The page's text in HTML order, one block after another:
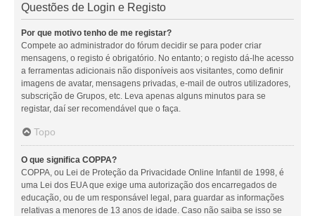
Questões de Login e Registo
Por que motivo tenho de me registar?
Compete ao administrador do fórum decidir se para poder criar
mensagens, o registo é obrigatório. No entanto; o registo dá-lhe acesso
a ferramentas adicionais não disponíveis aos visitantes, como definir
imagens de avatar, mensagens privadas, e-mail de outros utilizadores,
subscrição de Grupos, etc. Leva apenas alguns minutos para se
registar, daí ser recomendável que o faça.
Topo
O que significa COPPA?
COPPA, ou Lei de Proteção da Privacidade Online Infantil de 1998, é
uma Lei dos EUA que exige uma autorização dos encarregados de
educação, ou de um responsável legal, para guardar as informações
relativas a menores de 13 anos de idade. Caso não saiba se isso se